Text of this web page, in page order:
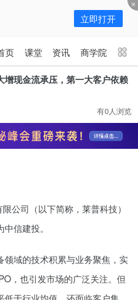
立即打开
页 课堂 资讯 商学院
直播 商学院
更多
园
权
现金流承压，第一大客户依赖
有0人浏览
公司（以下简称，莱普科技）
信建投。
域的技术积累与业务聚焦，实
，也引发市场的广泛关注。但